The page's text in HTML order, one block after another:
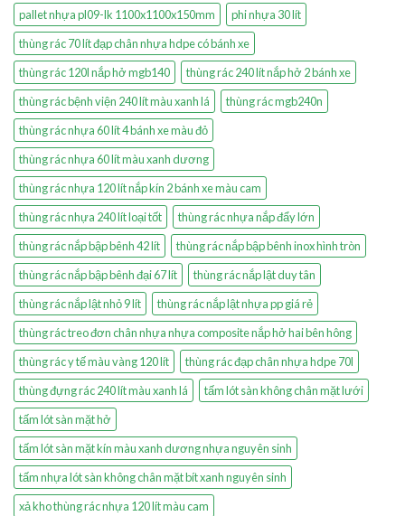
pallet nhựa pl09-lk 1100x1100x150mm
phi nhựa 30 lít
thùng rác 70 lít đạp chân nhựa hdpe có bánh xe
thùng rác 120l nắp hở mgb140
thùng rác 240 lít nắp hở 2 bánh xe
thùng rác bệnh viện 240 lít màu xanh lá
thùng rác mgb240n
thùng rác nhựa 60 lít 4 bánh xe màu đỏ
thùng rác nhựa 60 lít màu xanh dương
thùng rác nhựa 120 lít nắp kín 2 bánh xe màu cam
thùng rác nhựa 240 lít loại tốt
thùng rác nhựa nắp đẩy lớn
thùng rác nắp bập bênh 42 lít
thùng rác nắp bập bênh inox hình tròn
thùng rác nắp bập bênh đại 67 lít
thùng rác nắp lật duy tân
thùng rác nắp lật nhỏ 9 lít
thùng rác nắp lật nhựa pp giá rẻ
thùng rác treo đơn chân nhựa nhựa composite nắp hở hai bên hông
thùng rác y tế màu vàng 120 lít
thùng rác đạp chân nhựa hdpe 70l
thùng đựng rác 240 lít màu xanh lá
tấm lót sàn không chân mặt lưới
tấm lót sàn mặt hở
tấm lót sàn mặt kín màu xanh dương nhựa nguyên sinh
tấm nhựa lót sàn không chân mặt bít xanh nguyên sinh
xả kho thùng rác nhựa 120 lít màu cam